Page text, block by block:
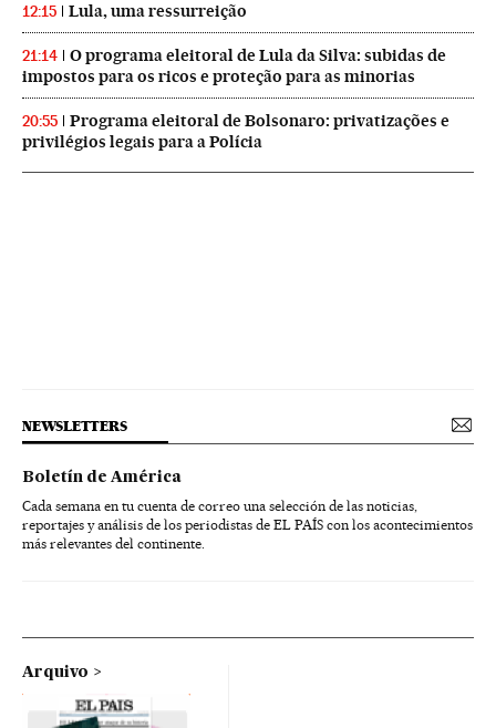
12:15 Lula, uma ressurreição
21:14
O programa eleitoral de Lula da Silva: subidas de
impostos para os ricos e proteção para as minorias
20:55
Programa eleitoral de Bolsonaro: privatizações e
privilégios legais para a Polícia
NEWSLETTERS
Boletín de América
Cada semana en tu cuenta de correo una selección de las noticias,
reportajes y análisis de los periodistas de EL PAÍS con los acontecimientos
más relevantes del continente.
Arquivo